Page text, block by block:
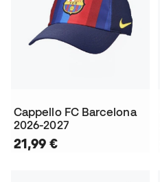
Cappello FC Barcelona
2026-2027
21,99 €